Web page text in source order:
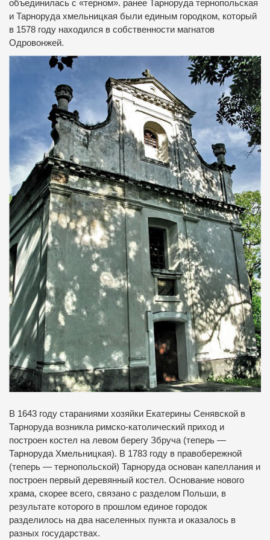
объединилась с «терном». ранее Тарноруда тернопольская
и Тарноруда хмельницкая были единым городком, который
в 1578 году находился в собственности магнатов
Одровонжей.
В 1643 году стараниями хозяйки Екатерины Сенявской в
Тарноруда возникла римско-католический приход и
построен костел на левом берегу Збруча (теперь —
Тарноруда Хмельницкая). В 1783 году в правобережной
(теперь — тернопольской) Тарноруда основан капеллания и
построен первый деревянный костел. Основание нового
храма, скорее всего, связано с разделом Польши, в
результате которого в прошлом единое городок
разделилось на два населенных пункта и оказалось в
разных государствах.